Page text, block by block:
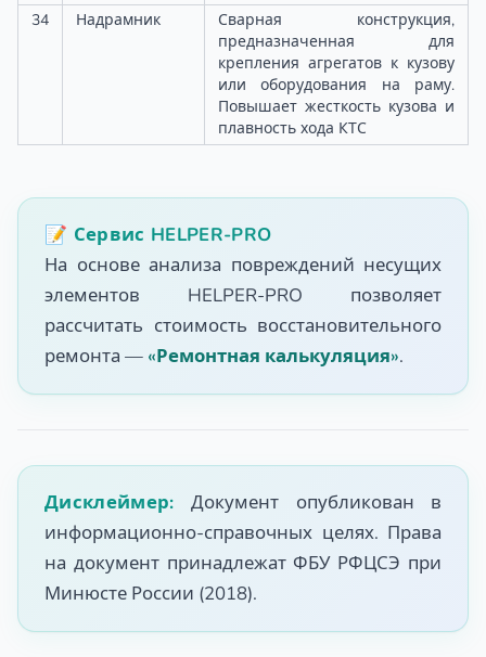
34
Надрамник
Сварная конструкция,
предназначенная для
крепления агрегатов к кузову
или оборудования на раму.
Повышает жесткость кузова и
плавность хода КТС
📝 Сервис HELPER-PRO
На основе анализа повреждений несущих
элементов HELPER-PRO позволяет
рассчитать стоимость восстановительного
ремонта — «Ремонтная калькуляция».
Дисклеймер: Документ опубликован в
информационно-справочных целях. Права
на документ принадлежат ФБУ РФЦСЭ при
Минюсте России (2018).